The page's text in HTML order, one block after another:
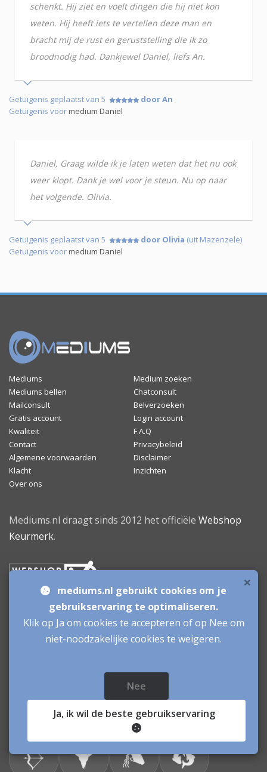
schenkt. Hij ziet en voelt dingen die hij niet kon
weten. Hij heeft iets te vertellen deze man en
bracht mij de rust en geruststelling die ik zo
broodnodig had. Dankjewel Daniel, liefs An.
Getuigenis geplaatst van 5
door An
Getuigenis voormedium Daniel
Daniel, Graag wilde ik je laten weten dat het nu ook
weer klopt. Dank je wel voor je steun. Nu op naar
het volgende. Olivia.
Getuigenis geplaatst van 5 door Olivia (uit Mazenzele)
Getuigenis voormedium Daniel
Mediums
Medium zoeken
Mediums bellen
Chatconsult
Mailconsult
Belverzoeken
Gratis account
Login account
Kwaliteit
F.A.Q
Contact
Privacybeleid
Algemene voorwaarden
Disclaimer
Klacht
Inzichten
Over ons
Mediums.nl draagt sinds 2012 het officiële Webshop
Keurmerk.
Daghoroscoop
×
mediums.nl gebruikt cookies om je
gebruikservaring te optimaliseren.
Klik op Ja om cookies te accepteren of op Nee om
niet-noodzakelijke cookies te weigeren.
Nee
Ja, ik wil de beste gebruikservaring